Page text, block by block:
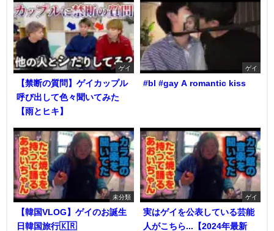
ゲイ
【禁断の質問】ゲイカップル
呼び出して色々聞いてみた
【雨とヒキ】
ゲイ
#bl #gay A romantic kiss
未分類
【韓国VLOG】ゲイのお誕生
日韓国旅行🇰🇷
ゲイ
実はゲイを公表している芸能
人がこちら...【2024年最新